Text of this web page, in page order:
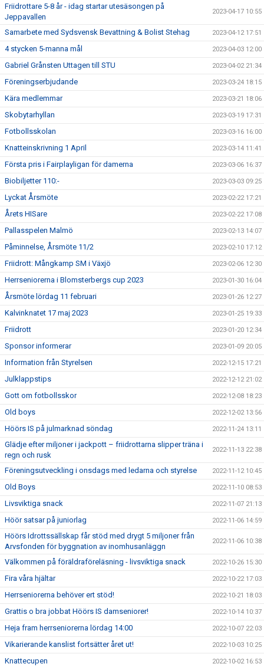
Friidrottare 5-8 år - idag startar utesäsongen på
Jeppavallen
2023-04-17 10:55
Samarbete med Sydsvensk Bevattning & Bolist Stehag 2023-04-12 17:51
4 stycken 5-manna mål 2023-04-03 12:00
Gabriel Grånsten Uttagen till STU 2023-04-02 21:34
Föreningserbjudande 2023-03-24 18:15
Kära medlemmar 2023-03-21 18:06
Skobytarhyllan 2023-03-19 17:31
Fotbollsskolan 2023-03-16 16:00
Knatteinskrivning 1 April 2023-03-14 11:41
Första pris i Fairplayligan för damerna 2023-03-06 16:37
Biobiljetter 110:- 2023-03-03 09:25
Lyckat Årsmöte 2023-02-22 17:21
Årets HISare 2023-02-22 17:08
Pallasspelen Malmö 2023-02-13 14:07
Påminnelse, Årsmöte 11/2 2023-02-10 17:12
Friidrott: Mångkamp SM i Växjö 2023-02-06 12:30
Herrseniorerna i Blomsterbergs cup 2023 2023-01-30 16:04
Årsmöte lördag 11 februari 2023-01-26 12:27
Kalvinknatet 17 maj 2023 2023-01-25 19:33
Friidrott 2023-01-20 12:34
Sponsor informerar 2023-01-09 20:05
Information från Styrelsen 2022-12-15 17:21
Julklappstips 2022-12-12 21:02
Gott om fotbollsskor 2022-12-08 18:23
Old boys 2022-12-02 13:56
Höörs IS på julmarknad söndag 2022-11-24 13:11
Glädje efter miljoner i jackpott – friidrottarna slipper träna i
regn och rusk
2022-11-13 22:38
Föreningsutveckling i onsdags med ledarna och styrelse 2022-11-12 10:45
Old Boys 2022-11-10 08:53
Livsviktiga snack 2022-11-07 21:13
Höör satsar på juniorlag 2022-11-06 14:59
Höörs Idrottssällskap får stöd med drygt 5 miljoner från
Arvsfonden för byggnation av inomhusanläggn
2022-11-06 10:38
Välkommen på föräldraföreläsning - livsviktiga snack 2022-10-26 15:30
Fira våra hjältar 2022-10-22 17:03
Herrseniorerna behöver ert stöd! 2022-10-21 18:03
Grattis o bra jobbat Höörs IS damseniorer! 2022-10-14 10:37
Heja fram herrseniorerna lördag 14:00 2022-10-07 22:03
Vikarierande kanslist fortsätter året ut! 2022-10-03 10:25
Knattecupen 2022-10-02 16:53